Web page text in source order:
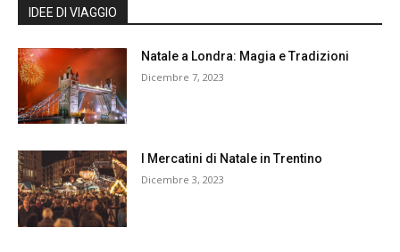
IDEE DI VIAGGIO
Natale a Londra: Magia e Tradizioni
Dicembre 7, 2023
I Mercatini di Natale in Trentino
Dicembre 3, 2023